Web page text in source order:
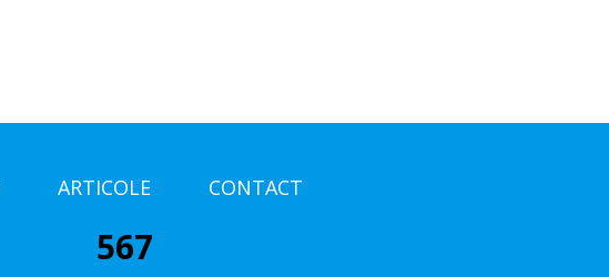
ARTICOLE CONTACT
567